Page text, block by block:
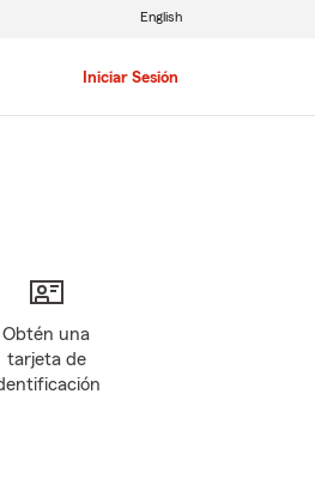
Iniciar Sesión
English
Obtén una
tarjeta de